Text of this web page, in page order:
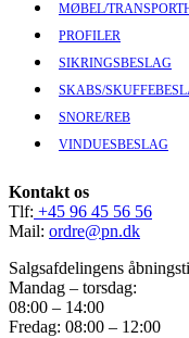
MØBEL/
PROFILER
SIKRINGSBESLAG
SKABS/
SNORE/REB
VINDUESBESLAG
Kontakt os
Tlf: +45 96 45 56 56
Mail: ordre@pn.dk
Salgsafdelingens
Mandag – torsdag:
08:00 – 14:00
Fredag: 08:00 – 12:00